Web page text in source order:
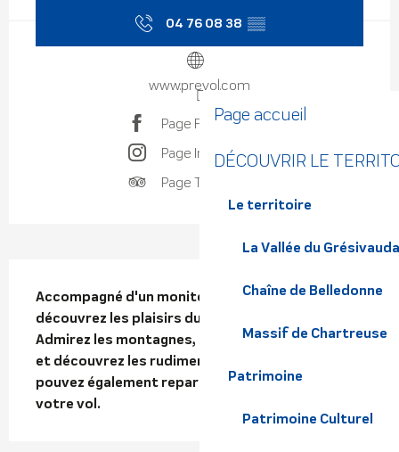
Page accueil
DÉCOUVRIR LE
Le territoire
La Vallée du
Chaîne de Belledonne
Massif de Chartreuse
Patrimoine
Patrimoine Culturel
04 76 08 38 ▒▒
www.prevol.com
Page Facebook
Page Instagram
Page Tripadvisor
Description
Accompagné d'un moniteur diplômé d'état,
découvrez les plaisirs du vol en parapente.
Admirez les montagnes, envolez-vous tel Icare
et découvrez les rudiments du pilotage. Vous
pouvez également repartir avec les photos de
votre vol.